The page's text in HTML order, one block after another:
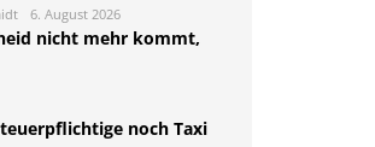
6. August 2026
nicht mehr kommt,
noch Taxi